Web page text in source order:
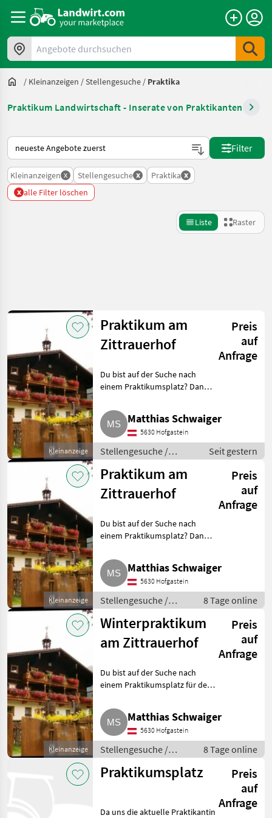
Angebote durchsuchen
/ Kleinanzeigen /Stellengesuche / Praktika
Praktikum Landwirtschaft - Inserate von Praktikanten
So wird auf Landwirt.com sortiert
Filter
Kleinanzeigen x Stellengesuche x Praktika x
x alle Filter löschen
Liste Raster
Kategorie 4 Land Filter
AKTUELLER
PFAD
Lohnarbeit
und Jobs
Stellengesuche
Praktika
KATEGORIE
Praktika
MARKTPLATZ
Marktplatz Händlerangebote
Zurücksetzen
Ergebnisse
anzeigen
Kleinanzeige
Praktikum am
Zittrauerhof
Preis
auf
Anfrage
Du bist auf der Suche nach
einem Praktikumsplatz? Dann
Wir bieten für unseren UAB-
Betrieb auch heuer wieder
Plätze für das Praktikum.
Matthias Schwaiger
5630 Hofgastein
Stellengesuche /
Praktika
Seit gestern
Kleinanzeige
Praktikum am
Zittrauerhof
Preis
auf
Anfrage
Du bist auf der Suche nach
einem Praktikumsplatz? Dann
Wir bieten für unseren UAB-
Betrieb auch heuer wieder
Plätze für das Praktikum i
Matthias Schwaiger
5630 Hofgastein
Stellengesuche /
Praktika
8 Tage online
Kleinanzeige
Winterpraktikum
am Zittrauerhof
Preis
auf
Anfrage
Du bist auf der Suche nach
einem Praktikumsplatz für den
genau richtig. Wir bieten für
unseren UAB-Betrieb auch
heuer wieder Plätze für
Matthias Schwaiger
5630 Hofgastein
Stellengesuche /
Praktika
8 Tage online
Praktikumsplatz
Preis
auf
Anfrage
Da uns die aktuelle Praktikantin